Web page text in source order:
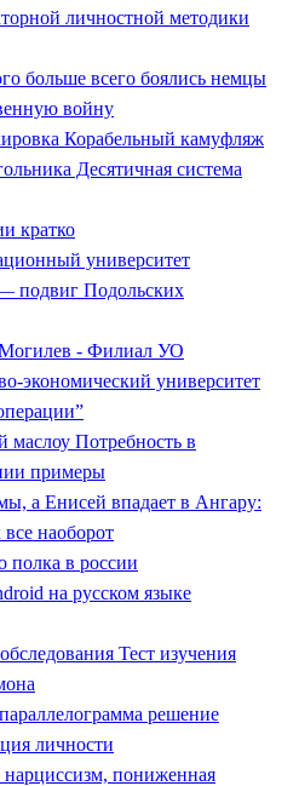
личностной методики
больше всего боялись немцы
войну
Корабельный камуфляж
Десятичная система
кратко
университет
подвиг Подольских
- Филиал УО
экономический университет
маслоу Потребность в
примеры
а Енисей впадает в Ангару:
наоборот
полка в россии
на русском языке
Тест изучения
решение
личности
пониженная